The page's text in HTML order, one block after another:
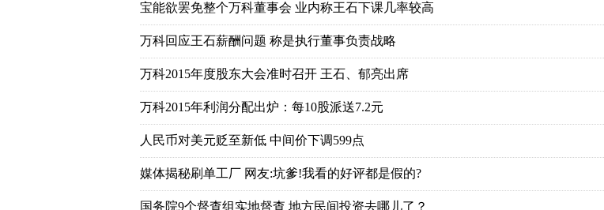
宝能欲罢免整个万科董事会 业内称王石下课几率较高
万科回应王石薪酬问题 称是执行董事负责战略
万科2015年度股东大会准时召开 王石、郁亮出席
万科2015年利润分配出炉：每10股派送7.2元
人民币对美元贬至新低 中间价下调599点
媒体揭秘刷单工厂 网友:坑爹!我看的好评都是假的?
国务院9个督查组实地督查 地方民间投资去哪儿了？